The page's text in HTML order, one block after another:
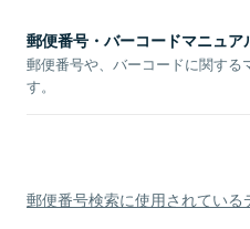
郵便番号・バーコードマニュア
郵便番号や、バーコードに関する
す。
郵便番号検索に使用されている